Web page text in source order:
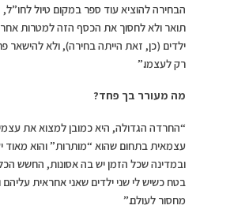
הבחירה להוציא עוד ספר במקום טיול
תואר ולא לחסוך את הכסף הזה למטרות
ילדים (כן, זאת הייתה בחירה), ולא להישאר
רק לעצמו.”
מה מעורר בך פחד?
“החרדה הגדולה, היא כמובן למצוא את
עצמאית בתחום שהוא “מותרות” והוא מאוד
ובמדינה שכל הזמן יש בה אסונות, החשש
בטח כשיש לי שני ילדים שאני אחראית עליהם
מחסור לעולם.”